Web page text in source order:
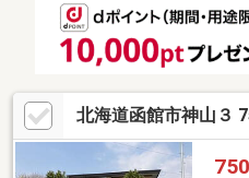
引渡しより２年間保証・シロアリ
の照明器具設置済みなので入居後に
北海道函館市神山３
750